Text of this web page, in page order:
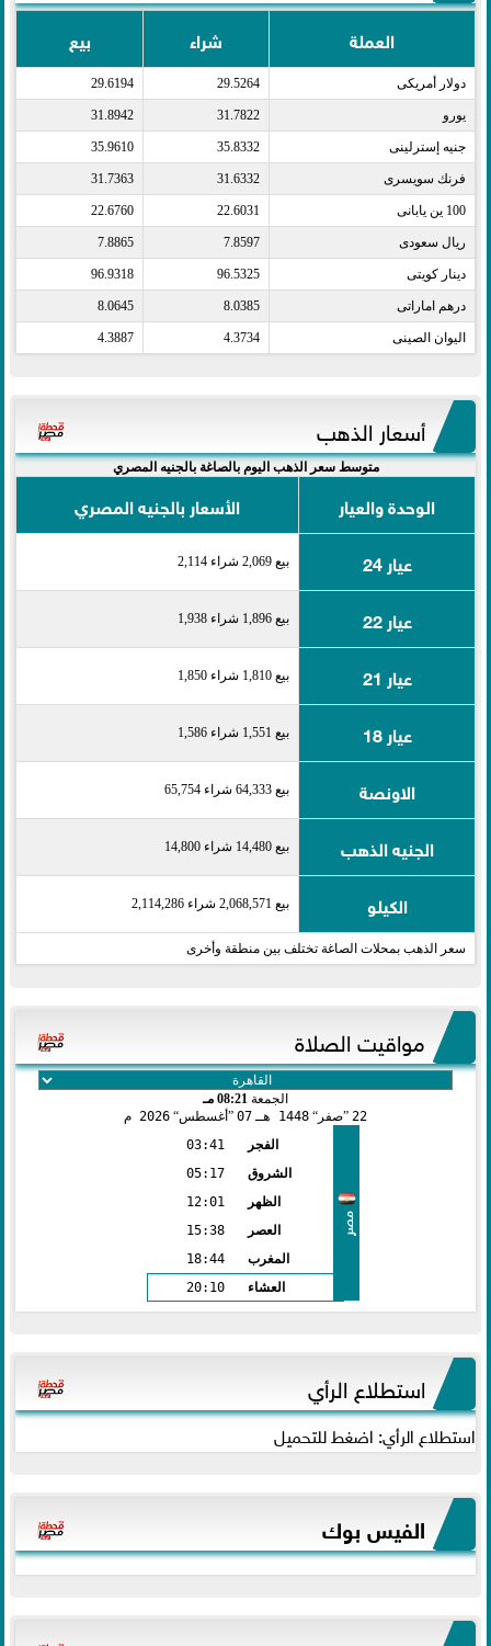
العملة شراء بيع
دولار أمريكى​ 29.5264
29.6194
يورو​ 31.7822
31.8942
جنيه إسترلينى​ 35.8332
35.9610
فرنك سويسرى​ 31.6332
31.7363
100 ين يابانى​ 22.6031
22.6760
ريال سعودى​ 7.8597
7.8865
دينار كويتى​ 96.5325
96.9318
درهم اماراتى​ 8.0385
8.0645
اليوان الصينى​ 4.3734
4.3887
أسعار الذهب
متوسط سعر الذهب اليوم بالصاغة بالجنيه المصري
الوحدة والعيار
الأسعار بالجنيه المصري
عيار 24
بيع 2,069 شراء 2,114
عيار 22 بيع 1,896 شراء 1,938
عيار 21 بيع 1,810 شراء 1,850
عيار 18 بيع 1,551 شراء 1,586
الاونصة بيع 64,333 شراء 65,754
الجنيه الذهب بيع 14,480 شراء 14,800
الكيلو بيع 2,068,571 شراء 2,114,286
سعر الذهب بمحلات الصاغة تختلف بين منطقة وأخرى
مواقيت الصلاة
الجمعة 08:21 مـ
22 صفر 1448 هـ 07 أغسطس 2026 م
مصر
الفجر
03:41
الشروق
05:17
الظهر
12:01
العصر
15:38
المغرب
18:44
العشاء
20:10
استطلاع الرأي
استطلاع الرأي: اضغط للتحميل
الفيس بوك